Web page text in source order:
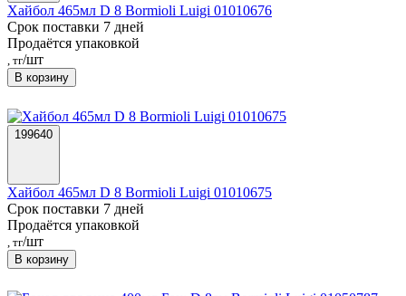
Хайбол 465мл D 8 Bormioli Luigi 01010676
Срок поставки 7 дней
Продаётся упаковкой
, тг/шт
В корзину
199640
Хайбол 465мл D 8 Bormioli Luigi 01010675
Срок поставки 7 дней
Продаётся упаковкой
, тг/шт
В корзину